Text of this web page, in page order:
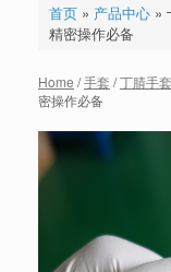
首页» 产品中心»
精密操作必备
Home /手套 /丁腈手套
密操作必备